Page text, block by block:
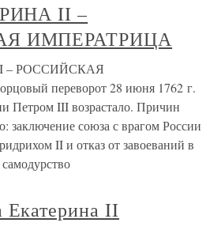
II –
ИМПЕРАТРИЦА
– РОССИЙСКАЯ
переворот 28 июня 1762 г.
Петром III возрастало. Причин
заключение союза с врагом России
II и отказ от завоеваний в
Екатерина II